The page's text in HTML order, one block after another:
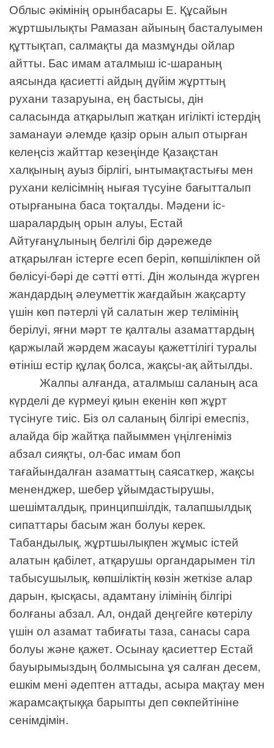
Облыс әкімінің орынбасары Е. Құсайын
жұртшылықты Рамазан айының басталуымен
құттықтап, салмақты да мазмұнды ойлар
айтты. Бас имам аталмыш іс-шараның
аясында қасиетті айдың дүйім жұрттың
рухани тазаруына, ең бастысы, дін
саласында атқарылып жатқан игілікті істердің
заманауи әлемде қазір орын алып отырған
келеңсіз жайттар кезеңінде Қазақстан
халқының ауыз бірлігі, ынтымақтастығы мен
рухани келісімнің нығая түсуіне бағытталып
отырғанына баса тоқталды. Мәдени іс-
шаралардың орын алуы, Естай
Айтуғанұлының белгілі бір дәрежеде
атқарылған істерге есеп беріп, көпшілікпен ой
бөлісуі-бәрі де сәтті өтті. Дін жолында жүрген
жандардың әлеуметтік жағдайын жақсарту
үшін көп пәтерлі үй салатын жер телімінің
берілуі, яғни мәрт те қалталы азаматтардың
қаржылай жәрдем жасауы қажеттілігі туралы
өтініш естір құлақ болса, жақсы-ақ айтылды.
Жалпы алғанда, аталмыш саланың аса
күрделі де күрмеуі қиын екенін көп жұрт
түсінуге тиіс. Біз ол саланың білгірі емеспіз,
алайда бір жайтқа пайыммен үңілгеніміз
абзал сияқты, ол-бас имам боп
тағайындалған азаматтың саясаткер, жақсы
мененджер, шебер ұйымдастырушы,
шешімталдық, принципшілдік, талапшылдық
сипаттары басым жан болуы керек.
Табандылық, жұртшылықпен жұмыс істей
алатын қабілет, атқарушы органдарымен тіл
табысушылық, көпшіліктің көзін жеткізе алар
дарын, қысқасы, адамтану ілімінің білгірі
болғаны абзал. Ал, ондай деңгейге көтерілу
үшін ол азамат табиғаты таза, санасы сара
болуы және қажет. Осынау қасиеттер Естай
бауырымыздың болмысына ұя салған десем,
ешкім мені әдептен аттады, асыра мақтау мен
жарамсақтыққа барыпты деп сөкпейтініне
сенімдімін.